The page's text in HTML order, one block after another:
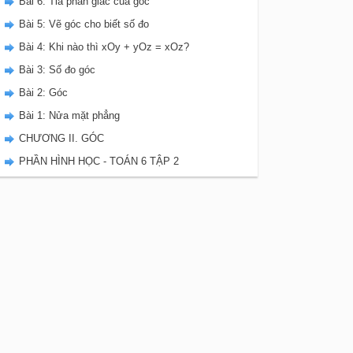
Bài 5: Vẽ góc cho biết số đo
Bài 4: Khi nào thì xOy + yOz = xOz?
Bài 3: Số đo góc
Bài 2: Góc
Bài 1: Nửa mặt phẳng
CHƯƠNG II. GÓC
PHẦN HÌNH HỌC - TOÁN 6 TẬP 2